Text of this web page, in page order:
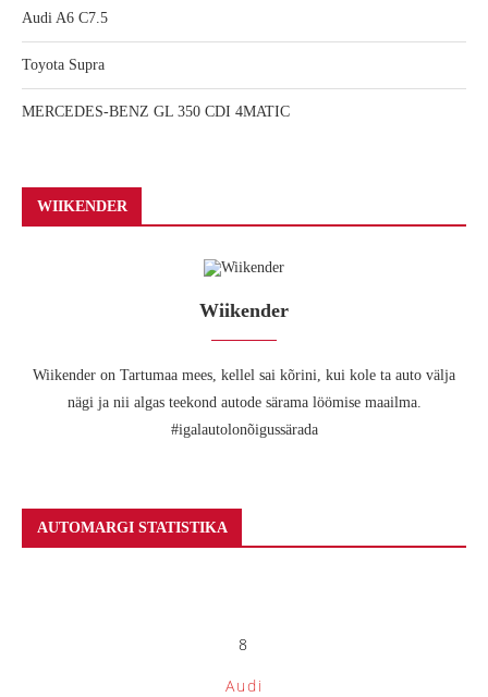
Audi A6 C7.5
Toyota Supra
MERCEDES-BENZ GL 350 CDI 4MATIC
WIIKENDER
Wiikender
Wiikender on Tartumaa mees, kellel sai kõrini, kui kole ta auto välja
nägi ja nii algas teekond autode särama löömise maailma.
#igalautolonõigussärada
AUTOMARGI STATISTIKA
8
Audi